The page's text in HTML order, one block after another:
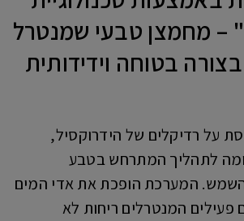
– מחמצן טבעי שמנטרל
בטוחה וידידותית
על רדיקלים של הידרוקסיל,
לתהליך המתרחש בטבע
המערכת הופכת את אדי המים
פעילים המנטרלים ריחות לא